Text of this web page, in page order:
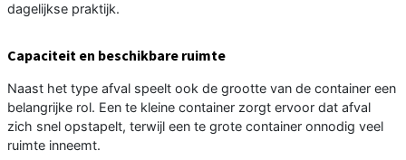
dagelijkse praktijk.
Capaciteit en beschikbare ruimte
Naast het type afval speelt ook de grootte van de container een
belangrijke rol. Een te kleine container zorgt ervoor dat afval
zich snel opstapelt, terwijl een te grote container onnodig veel
ruimte inneemt.